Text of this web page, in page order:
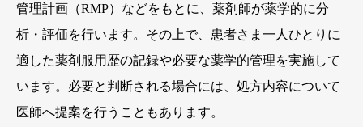
管理計画（RMP）などをもとに、薬剤師が薬学的に分
析・評価を行います。その上で、患者さま一人ひとりに
適した薬剤服用歴の記録や必要な薬学的管理を実施して
います。必要と判断される場合には、処方内容について
医師へ提案を行うこともあります。